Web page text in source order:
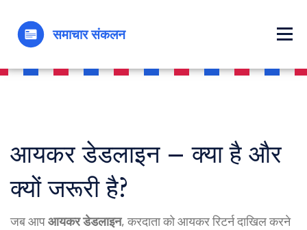
आयकर डेडलाइन – क्या है और
क्यों जरूरी है?
जब आपआयकर डेडलाइन,करदाता को आयकर रिटर्न दाखिल करने